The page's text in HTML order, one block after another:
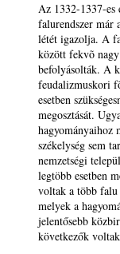
Az 1332-1337-es
falurendszer már
létét igazolja. A
között fekvõ
befolyásolták. A
feudalizmuskori
esetben
megosztását.
hagyományaihoz
székelység sem
nemzetségi
legtöbb esetben
voltak a több falu
melyek a
jelentősebb
következők